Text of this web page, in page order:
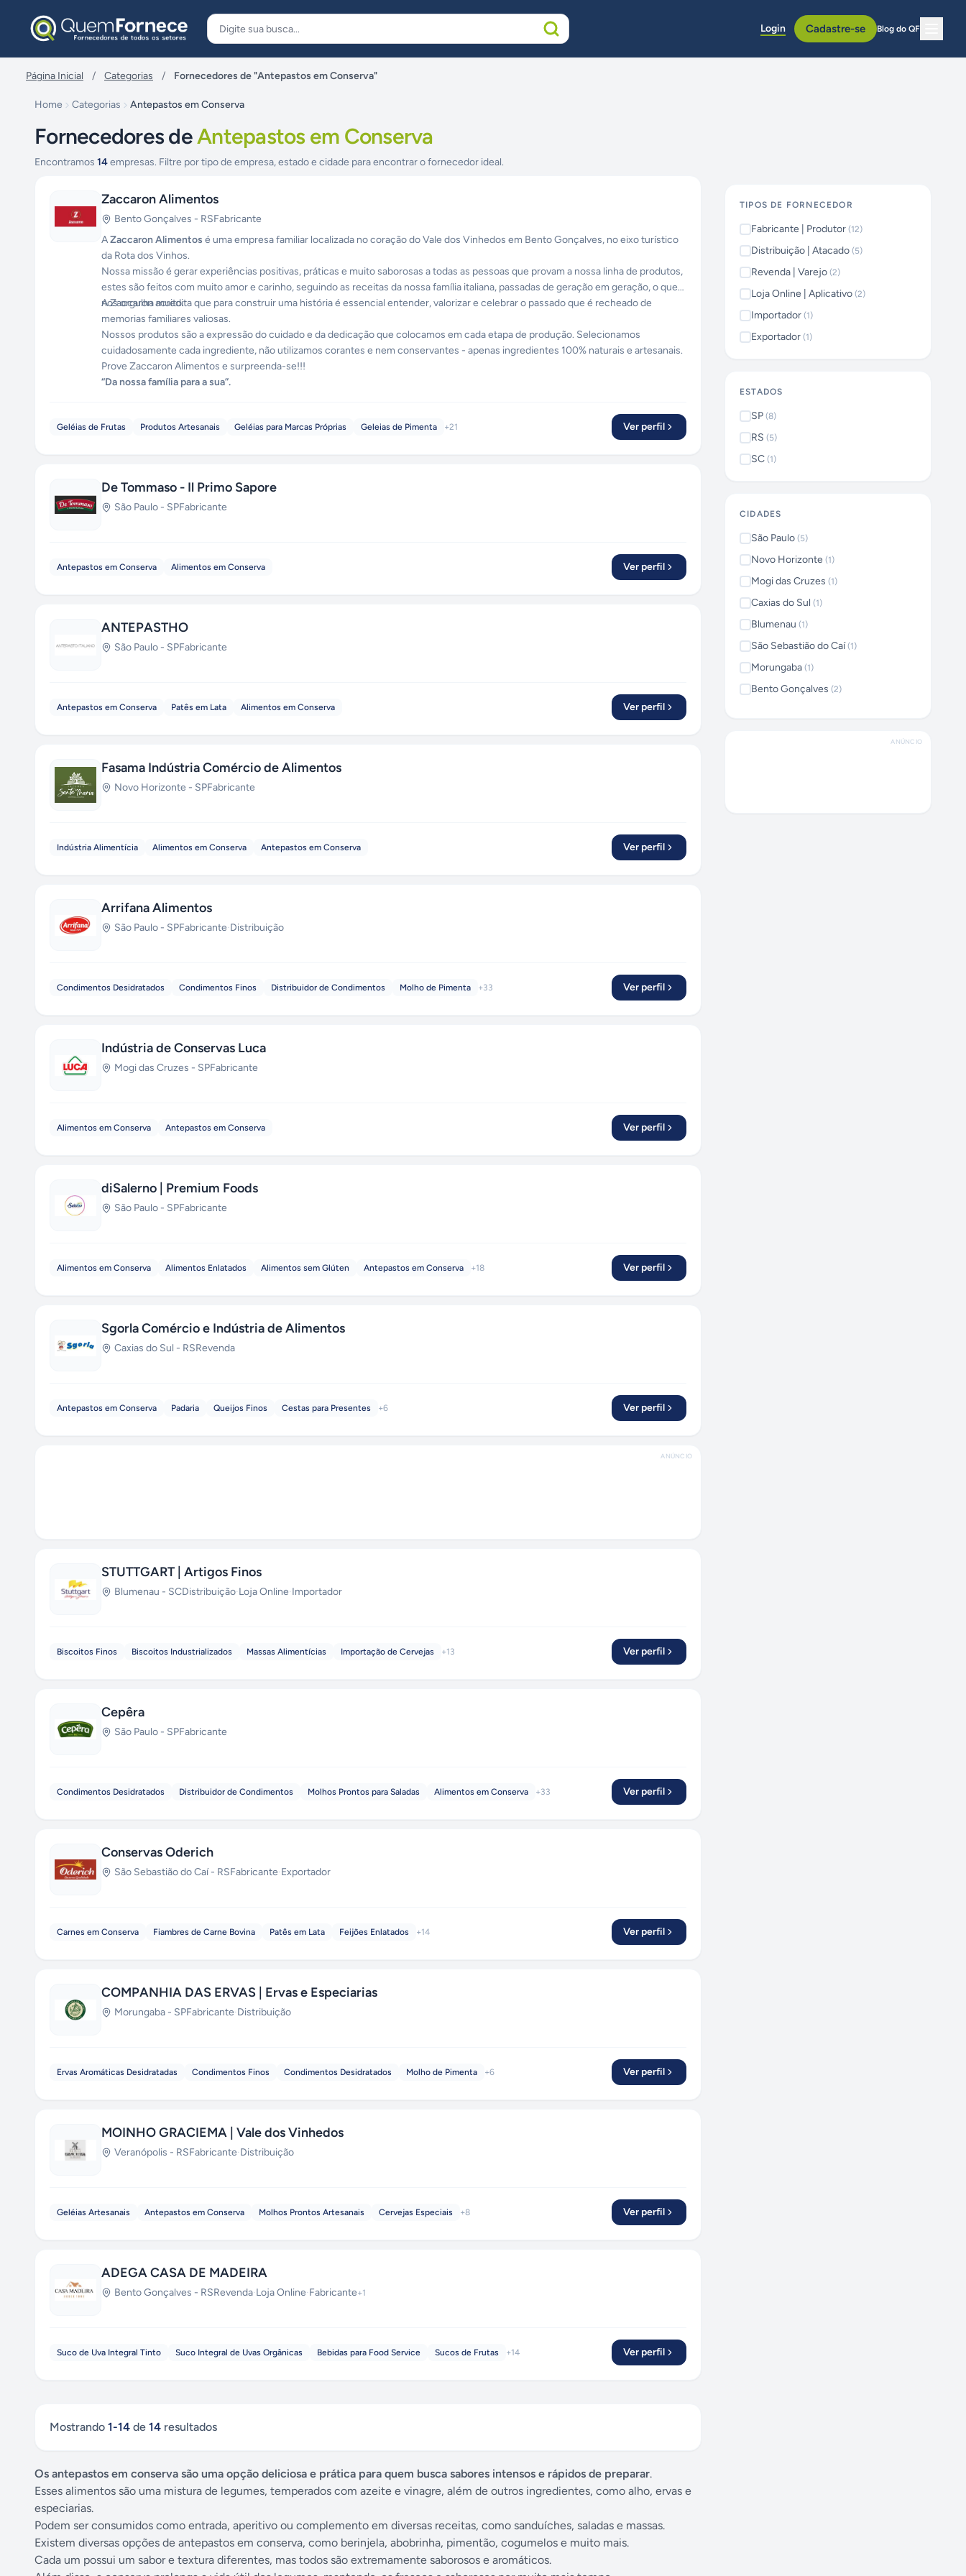
Login Cadastre-se Blog do QF
Página Inicial / Categorias / Fornecedores de "Antepastos em Conserva"
Home Categorias Antepastos em Conserva
Fornecedores deAntepastos em Conserva
Encontramos 14empresas. Filtre por tipo de empresa, estado e cidade para encontrar o fornecedor ideal.
Zaccaron Alimentos
Bento Gonçalves - RSFabricante
AZaccaron Alimentos é uma empresa familiar localizada no coração do Vale dos Vinhedos em Bento Gonçalves, no eixo turístico
da Rota dos Vinhos.
Nossa missão é gerar experiências positivas, práticas e muito saborosas a todas as pessoas que provam a nossa linha de produtos,
estes são feitos com muito amor e carinho, seguindo as receitas da nossa família italiana, passadas de geração em geração, o que
nos orgulha muito.
A Zaccaron acredita que para construir uma história é essencial entender, valorizar e celebrar o passado que é recheado de
memorias familiares valiosas.
Nossos produtos são a expressão do cuidado e da dedicação que colocamos em cada etapa de produção. Selecionamos
cuidadosamente cada ingrediente, não utilizamos corantes e nem conservantes - apenas ingredientes 100% naturais e artesanais.
Prove Zaccaron Alimentos e surpreenda-se!!!
“Da nossa família para a sua”.
Geléias de Frutas Produtos Artesanais Geléias para Marcas Próprias Geleias de Pimenta +21 Ver perfil
De Tommaso - Il Primo Sapore
São Paulo - SPFabricante
Antepastos em Conserva Alimentos em Conserva Ver perfil
ANTEPASTHO
São Paulo - SPFabricante
Antepastos em Conserva Patês em Lata Alimentos em Conserva Ver perfil
Fasama Indústria Comércio de Alimentos
Novo Horizonte - SPFabricante
Indústria Alimentícia Alimentos em Conserva Antepastos em Conserva Ver perfil
Arrifana Alimentos
São Paulo - SPFabricante·Distribuição
Condimentos Desidratados Condimentos Finos Distribuidor de Condimentos Molho de Pimenta +33 Ver perfil
Indústria de Conservas Luca
Mogi das Cruzes - SPFabricante
Alimentos em Conserva Antepastos em Conserva Ver perfil
diSalerno | Premium Foods
São Paulo - SPFabricante
Alimentos em Conserva Alimentos Enlatados Alimentos sem Glúten Antepastos em Conserva +18 Ver perfil
Sgorla Comércio e Indústria de Alimentos
Caxias do Sul - RSRevenda
Antepastos em Conserva Padaria Queijos Finos Cestas para Presentes +6 Ver perfil
ANÚNCIO
STUTTGART | Artigos Finos
Blumenau - SCDistribuição·Loja Online·Importador
Biscoitos Finos Biscoitos Industrializados Massas Alimentícias Importação de Cervejas +13 Ver perfil
Cepêra
São Paulo - SPFabricante
Condimentos Desidratados Distribuidor de Condimentos Molhos Prontos para Saladas Alimentos em Conserva +33 Ver perfil
Conservas Oderich
São Sebastião do Caí- RSFabricante·Exportador
Carnes em Conserva Fiambres de Carne Bovina Patês em Lata Feijões Enlatados +14 Ver perfil
COMPANHIA DAS ERVAS | Ervas e Especiarias
Morungaba - SPFabricante·Distribuição
Ervas Aromáticas Desidratadas Condimentos Finos Condimentos Desidratados Molho de Pimenta +6 Ver perfil
MOINHO GRACIEMA | Vale dos Vinhedos
Veranópolis - RSFabricante·Distribuição
Geléias Artesanais Antepastos em Conserva Molhos Prontos Artesanais Cervejas Especiais +8 Ver perfil
ADEGA CASA DE MADEIRA
Bento Gonçalves - RSRevenda·Loja Online·Fabricante+1
Suco de Uva Integral Tinto Suco Integral de Uvas Orgânicas Bebidas para Food Service Sucos de Frutas +14 Ver perfil
Mostrando 1-14 de 14 resultados
Os antepastos em conserva são uma opção deliciosa e prática para quem busca sabores intensos e rápidos de preparar.
Esses alimentos são uma mistura de legumes, temperados com azeite e vinagre, além de outros ingredientes, como alho, ervas e
especiarias.
Podem ser consumidos como entrada, aperitivo ou complemento em diversas receitas, como sanduíches, saladas e massas.
Existem diversas opções de antepastos em conserva, como berinjela, abobrinha, pimentão, cogumelos e muito mais.
Cada um possui um sabor e textura diferentes, mas todos são extremamente saborosos e aromáticos.
TIPOS DE FORNECEDOR
Fabricante | Produtor (12)
Distribuição | Atacado (5)
Revenda | Varejo (2)
Loja Online | Aplicativo (2)
Importador (1)
Exportador (1)
ESTADOS
SP (8)
RS (5)
SC (1)
CIDADES
São Paulo (5)
Novo Horizonte (1)
Mogi das Cruzes (1)
Caxias do Sul (1)
Blumenau (1)
São Sebastião do Caí (1)
Morungaba (1)
Bento Gonçalves (2)
ANÚNCIO